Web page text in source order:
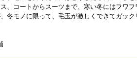
、コートからスーツまで、寒い冬にはフワ
冬モノに限って、毛玉が激しくできてガック